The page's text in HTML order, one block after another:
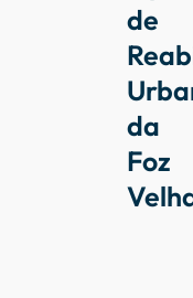
de
da
Foz